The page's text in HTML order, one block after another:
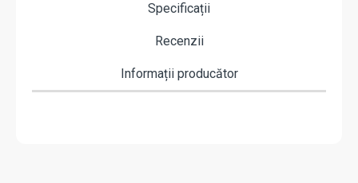
Specificații
Recenzii
Informații producător